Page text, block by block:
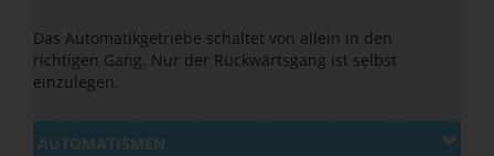
Das Automatikgetriebe schaltet von allein in den
richtigen Gang. Nur der Rückwärtsgang ist selbst
einzulegen.
AUTOMATISMEN